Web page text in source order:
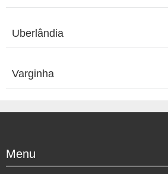
Uberlândia
Varginha
Menu